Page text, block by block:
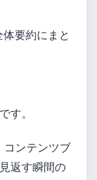
要約にまと
す。
ンテンツブ
返す瞬間の